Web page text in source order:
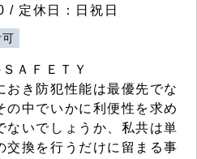
/ 定休日：日祝日
可
ＡＦＥＴＹ
おき防犯性能は最優先でな
の中でいかに利便性を求め
ないでしょうか、私共は単
交換を行うだけに留まる事